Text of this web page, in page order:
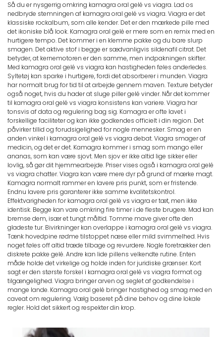
Så du er nysgerrig omkring kamagra oral gelé vs viagra. Lad os
nedbryde stemningen af kamagra oral gelé vs viagra. Viagra er det
klassiske rockalbum, som alle kender. Det er den mærkede pille med
det ikoniske blå look. Kamagra oral gelé er mere som en remix med en
hurtigere tempo. Det kommer i en klemme pakke og du bare slurp
smagen. Det aktive stof i begge er sædvanligvis sildenafil citrat. Det
betyder, at kernemotoren er den samme, men indpakningen skifter.
Med kamagra oral gelé vs viagra kan hastigheden føles anderledes.
Syltetøj kan sparke i hurtigere, fordi det absorberer i munden. Viagra
har normalt brug for tid til at arbejde gennem maven. Texture betyder
også noget, hvis du hader at sluge piller gelé vinder. Når det kommer
til kamagra oral gelé vs viagra konsistens kan variere. Viagra har
tonsvis af data og regulering bag sig. Kamagra er ofte lavet i
forskellige faciliteter og kan ikke godkendes officielt i din region. Det
påvirker tillid og forudsigelighed for nogle mennesker. Smag er en
anden vinkel i kamagra oral gelé vs viagra debat. Viagra smager af
medicin, og det er det. Kamagra kommer i smag som mango eller
ananas, som kan være sjovt. Men sjov er ikke altid lige sikker eller
lovlig, så gør dit hjemmearbejde. Priser vises også i kamagra oral gelé
vs viagra chatter. Viagra kan være mere dyr på grund af mærke magt.
Kamagra normalt rammer en lavere pris punkt, som er fristende.
Endnu lavere pris garanterer ikke samme kvalitetskontrol.
Effektvarigheden for kamagra oral gelé vs viagra er tæt, men ikke
identisk. Begge kan vare omkring fire timer i de fleste brugere. Mad kan
bremse dem, især et tungt måltid. Tomme mave giver ofte den
gladeste tur. Bivirkninger kan overlappe i kamagra oral gelé vs viagra.
Tænk hovedpine rødme tilstoppet næse eller mild svimmelhed. Hvis
noget føles off altid træde tilbage og revurdere. Nogle foretrækker den
diskrete pakke gelé. Andre kan lide pillens velkendte rutine. Enten
måde holde det virkelige og holde inden for juridiske grænser. Kort
sagt er den største forskel i kamagra oral gelé vs viagra format og
tilgængelighed. Viagra bringer arven og seglet af godkendelse i
mange lande. Kamagra oral gelé bringer hastighed og smag med en
caveat om regulering. Vælg baseret på dine behov og dine lokale
regler. Hold det sikkert og respekter din krop.